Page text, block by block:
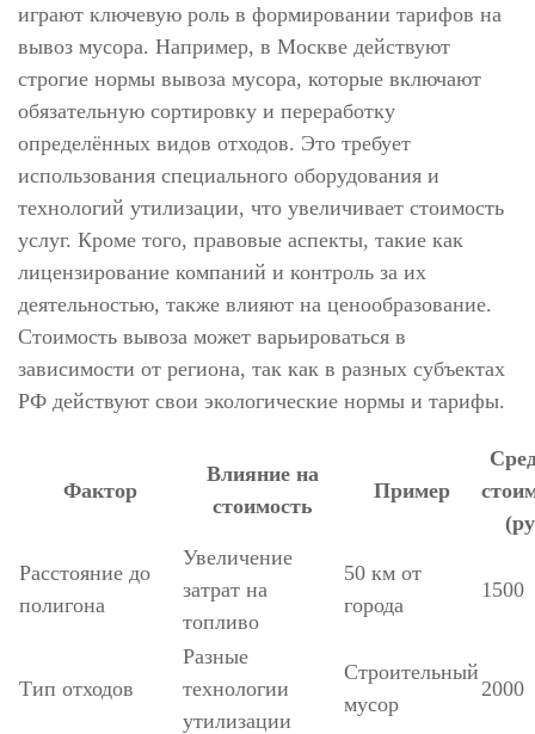
играют ключевую роль в формировании тарифов на
вывоз мусора. Например, в Москве действуют
строгие нормы вывоза мусора, которые включают
обязательную сортировку и переработку
определённых видов отходов. Это требует
использования специального оборудования и
технологий утилизации, что увеличивает стоимость
услуг. Кроме того, правовые аспекты, такие как
лицензирование компаний и контроль за их
деятельностью, также влияют на ценообразование.
Стоимость вывоза может варьироваться в
зависимости от региона, так как в разных субъектах
РФ действуют свои экологические нормы и тарифы.
Фактор
Влияние на
стоимость
Пример
Расстояние до
полигона
Увеличение
затрат на
топливо
50 км от
города
1500
Тип отходов
Разные
технологии
утилизации
Строительный
мусор
2000